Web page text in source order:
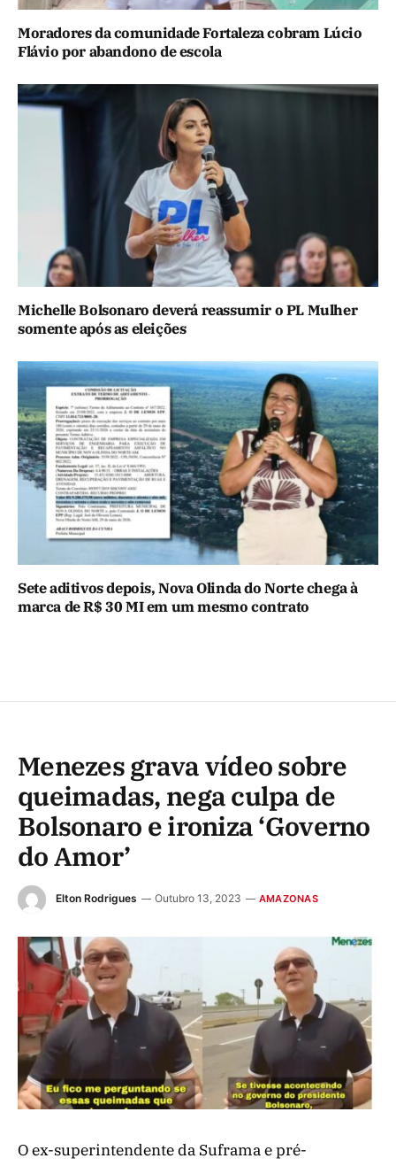
Moradores da comunidade Fortaleza cobram Lúcio
Flávio por abandono de escola
Michelle Bolsonaro deverá reassumir o PL Mulher
somente após as eleições
Sete aditivos depois, Nova Olinda do Norte chega à
marca de R$ 30 MI em um mesmo contrato
Menezes grava vídeo sobre
queimadas, nega culpa de
Bolsonaro e ironiza ‘Governo
do Amor’
Elton Rodrigues Outubro 13, 2023 AMAZONAS
O ex-superintendente da Suframa e pré-